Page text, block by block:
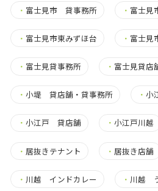
・ 富士見市 貸事務所 ・ 富士
・ 富士見市東みずほ台 ・ 富士見
・ 富士見貸事務所 ・ 富士見貸店
・ 小堤 貸店舗・貸事務所 ・小
・ 小江戸 貸店舗 ・小江戸川越
・ 居抜きテナント ・ 居抜き店舗
・ 川越 インドカレー ・ 川越